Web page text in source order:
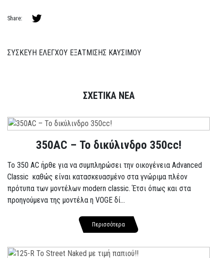
Share:
ΣΥΣΚΕΥΗ ΕΛΕΓΧΟΥ ΕΞΑΤΜΙΣΗΣ ΚΑΥΣΙΜΟΥ
ΣΧΕΤΙΚΑ ΝΕΑ
350AC – Το δικύλινδρο 350cc!
To 350 AC ήρθε για να συμπληρώσει την οικογένεια Advanced
Classic καθώς είναι κατασκευασμένο στα γνώριμα πλέον
πρότυπα των μοντέλων modern classic. Έτσι όπως και στα
προηγούμενα της μοντέλα η VOGE δί...
Περισσότερα